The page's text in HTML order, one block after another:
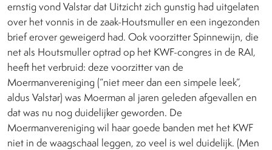
ernstig vond Valstar dat Uitzicht zich gunstig had uitgelaten
over het vonnis in de zaak-Houtsmuller en een ingezonden
brief erover geweigerd had. Ook voorzitter Spinnewijn, die
net als Houtsmuller optrad op het KWF-congres in de RAI,
heeft het verbruid: deze voorzitter van de
Moermanvereniging (“niet meer dan een simpele leek”,
aldus Valstar) was Moerman al jaren geleden afgevallen en
dat was nu nog duidelijker geworden. De
Moermanvereniging wil haar goede banden met het KWF
niet in de waagschaal leggen, zo veel is wel duidelijk. (Men